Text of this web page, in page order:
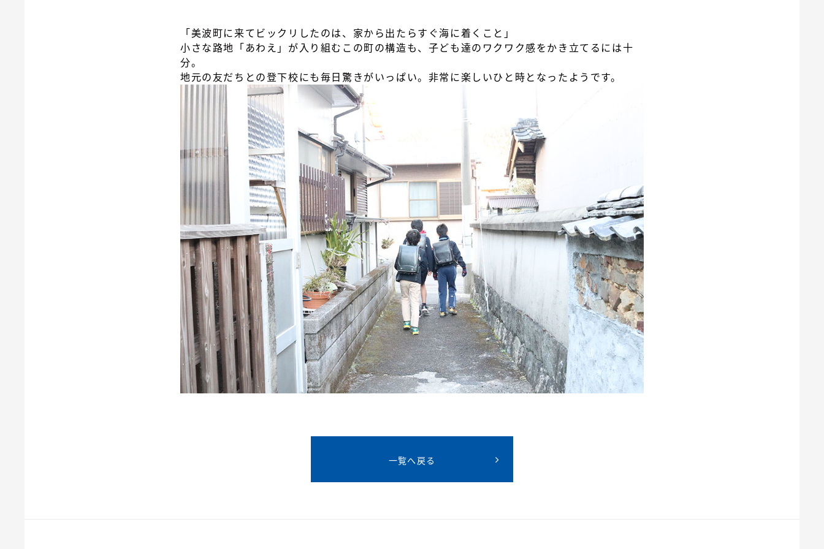
「美波町に来てビックリしたのは、家から出たらすぐ海に着くこと」
小さな路地「あわえ」が入り組むこの町の構造も、子ども達のワクワク感をかき立てるには十
分。
地元の友だちとの登下校にも毎日驚きがいっぱい。非常に楽しいひと時となったようです。
一覧へ戻る